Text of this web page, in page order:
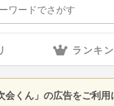
ランキ
会くん」の広告をご利